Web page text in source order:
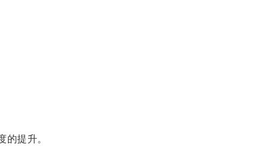
提升。